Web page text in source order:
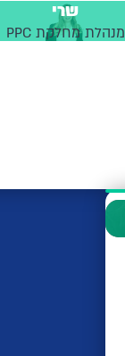
שרי
מנהלת מחלקת PPC